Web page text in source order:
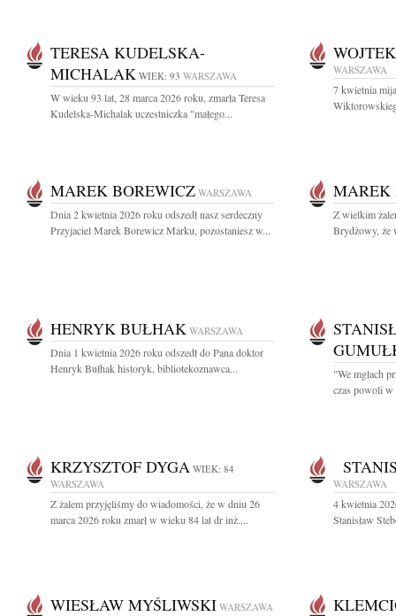
TERESA KUDELSKA-
MICHALAK WIEK: 93 WARSZAWA
W wieku 93 lat, 28 marca 2026 roku, zmarła Teresa
Kudelska-Michalak uczestniczka "małego...
WARSZAWA
7 kwietnia
MAREK BOREWICZ WARSZAWA
Dnia 2 kwietnia 2026 roku odszedł nasz serdeczny
Przyjaciel Marek Borewicz Marku, pozostaniesz w...
MAREK
Z wielkim
Brydżowy, że
HENRYK BUŁHAK WARSZAWA
Dnia 1 kwietnia 2026 roku odszedł do Pana doktor
Henryk Bułhak historyk, bibliotekoznawca...
"We mgłach
czas powoli w
KRZYSZTOF DYGA WIEK: 84
WARSZAWA
Z żalem przyjęliśmy do wiadomości, że w dniu 26
marca 2026 roku zmarł w wieku 84 lat dr inż....
WARSZAWA
4 kwietnia
Stanisław
WIESŁAW MYŚLIWSKI WARSZAWA